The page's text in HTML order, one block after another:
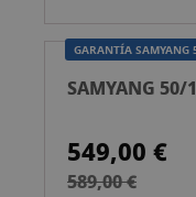
GARANTÍA SAMYANG
SAMYANG 50/
549,00 €
589,00 €